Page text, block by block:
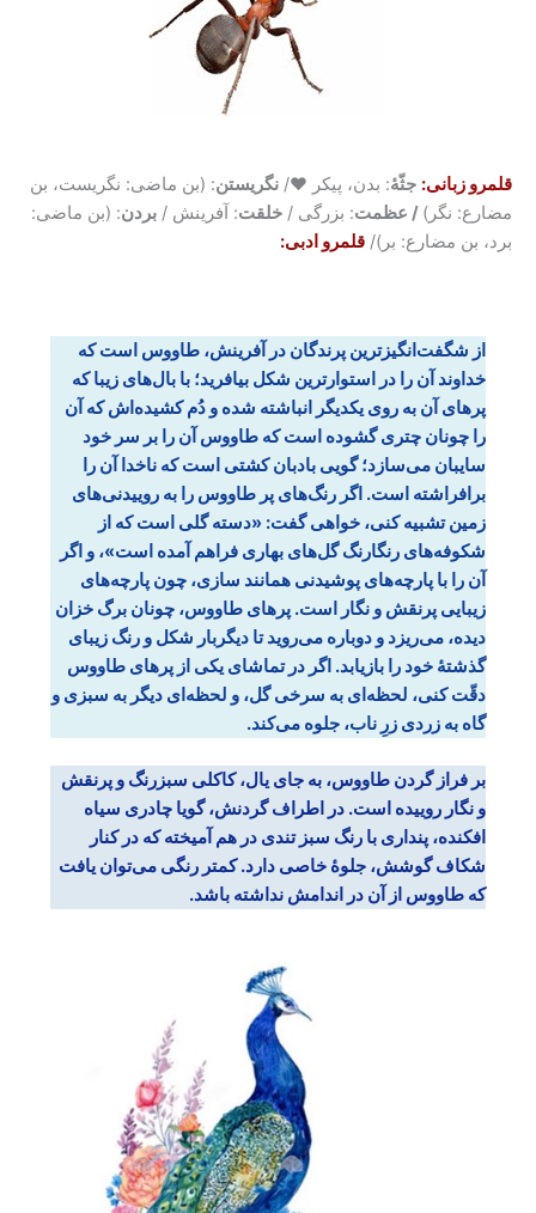
قلمرو زبانی: جثّۀ: بدن، پیکر ♥/ نگریستن: (بن ماضی: نگریست، بن
مضارع: نگر) / عظمت: بزرگی / خلقت: آفرینش / بردن: (بن ماضی:
برد، بن مضارع: بر)/ قلمرو ادبی:
از شگفت‌انگیزترین پرندگان در آفرینش، طاووس است که
خداوند آن را در استوارترین شکل بیافرید؛ با بال‌های زیبا که
پرهای آن به روی یکدیگر انباشته شده و دُم کشیده‌اش که آن
را چونان چتری گشوده است که طاووس آن را بر سر خود
سایبان می‌سازد؛ گویی بادبان کشتی است که ناخدا آن را
برافراشته است. اگر رنگ‌های پر طاووس را به روییدنی‌های
زمین تشبیه کنی، خواهی گفت: «دسته گلی است که از
شکوفه‌های رنگارنگ گل‌های بهاری فراهم آمده است»، و اگر
آن را با پارچه‌های پوشیدنی همانند سازی، چون پارچه‌های
زیبایی پرنقش و نگار است. پرهای طاووس، چونان برگ خزان
دیده، می‌ریزد و دوباره می‌روید تا دیگربار شکل و رنگ زیبای
گذشتۀ خود را بازیابد. اگر در تماشای یکی از پرهای طاووس
دقّت کنی، لحظه‌ای به سرخی گل، و لحظه‌ای دیگر به سبزی و
گاه به زردی زرِ ناب، جلوه می‌کند.
بر فراز گردن طاووس، به جای یال، کاکلی سبزرنگ و پرنقش
و نگار روییده است. در اطراف گردنش، گویا چادری سیاه
افکنده، پنداری با رنگ سبز تندی در هم آمیخته که در کنار
شکاف گوشش، جلوۀ خاصی دارد. کمتر رنگی می‌توان یافت
که طاووس از آن در اندامش نداشته باشد.